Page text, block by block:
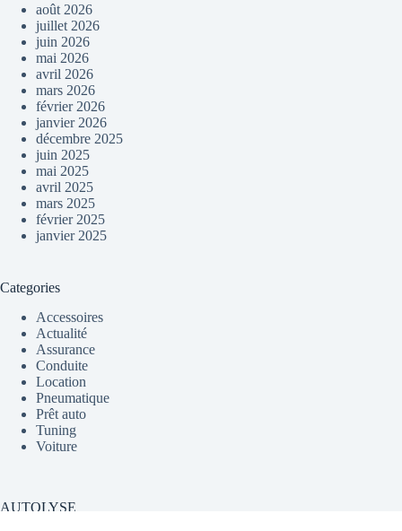
août 2026
juillet 2026
juin 2026
mai 2026
avril 2026
mars 2026
février 2026
janvier 2026
décembre 2025
juin 2025
mai 2025
avril 2025
mars 2025
février 2025
janvier 2025
Categories
Accessoires
Actualité
Assurance
Conduite
Location
Pneumatique
Prêt auto
Tuning
Voiture
AUTOLYSE